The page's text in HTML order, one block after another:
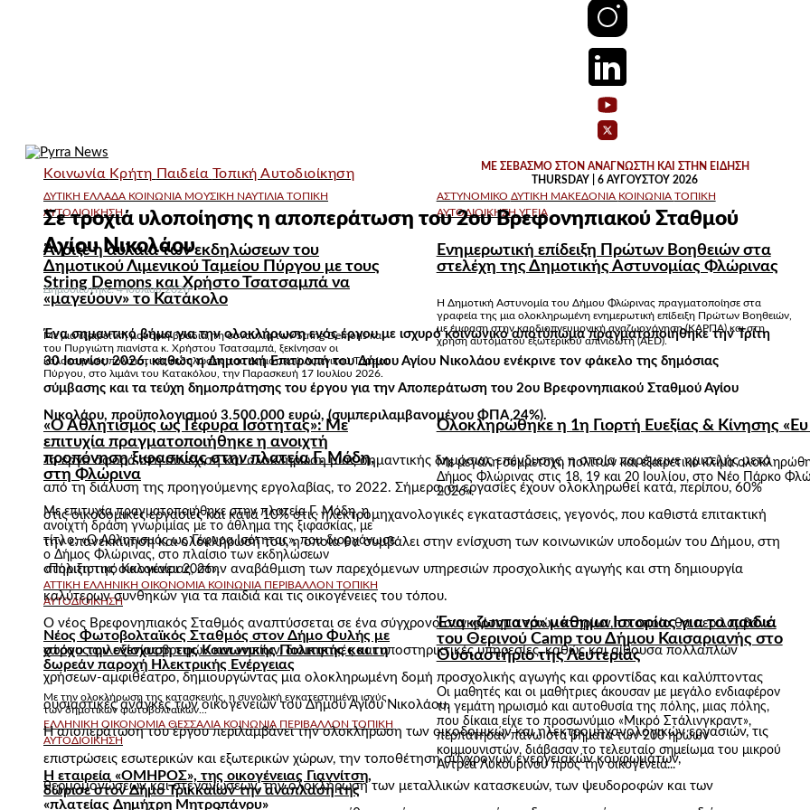
ΜΕ ΣΕΒΑΣΜΟ ΣΤΟΝ ΑΝΑΓΝΩΣΤΗ ΚΑΙ ΣΤΗΝ ΕΙΔΗΣΗ
THURSDAY | 6 ΑΥΓΟΥΣΤΟΥ 2026
ΔΥΤΙΚΗ ΕΛΛΑΔΑ ΚΟΙΝΩΝΙΑ ΜΟΥΣΙΚΗ ΝΑΥΤΙΛΙΑ ΤΟΠΙΚΗ
ΑΥΤΟΔΙΟΙΚΗΣΗ
Άνοιξε η αυλαία των εκδηλώσεων του
Δημοτικού Λιμενικού Ταμείου Πύργου με τους
String Demons και Χρήστο Τσατσαμπά να
«μαγεύουν» το Κατάκολο
Με μια εξαιρετική μουσική βραδιά, τη συναυλία των String Demons και
του Πυργιώτη πιανίστα κ. Χρήστου Τσατσαμπά, ξεκίνησαν οι
καλοκαιρινές πολιτιστικές εκδηλώσεις του Δημοτικού Λιμενικού Ταμείου
Πύργου, στο λιμάνι του Κατακόλου, την Παρασκευή 17 Ιουλίου 2026.
ΑΣΤΥΝΟΜΙΚΟ ΔΥΤΙΚΗ ΜΑΚΕΔΟΝΙΑ ΚΟΙΝΩΝΙΑ ΤΟΠΙΚΗ
ΑΥΤΟΔΙΟΙΚΗΣΗΥΓΕΙΑ
Ενημερωτική επίδειξη Πρώτων Βοηθειών στα
στελέχη της Δημοτικής Αστυνομίας Φλώρινας
Η Δημοτική Αστυνομία του Δήμου Φλώρινας πραγματοποίησε στα
γραφεία της μια ολοκληρωμένη ενημερωτική επίδειξη Πρώτων Βοηθειών,
με έμφαση στην καρδιοπνευμονική αναζωογόνηση (ΚΑΡΠΑ) και στη
χρήση αυτόματου εξωτερικού απινιδωτή (AED).
«Ο Αθλητισμός ως Γέφυρα Ισότητας»: Με
επιτυχία πραγματοποιήθηκε η ανοιχτή
προπόνηση ξιφασκίας στην πλατεία Γ. Μόδη,
στη Φλώρινα
Με επιτυχία πραγματοποιήθηκε στην πλατεία Γ. Μόδη, η
ανοιχτή δράση γνωριμίας με το άθλημα της ξιφασκίας, με
τίτλο: «Ο Αθλητισμός ως Γέφυρα Ισότητας», που διοργάνωσε
ο Δήμος Φλώρινας, στο πλαίσιο των εκδηλώσεων
«Πολιτιστικό Καλοκαίρι 2026».
Ολοκληρώθηκε η 1η Γιορτή Ευεξίας & Κίνησης
Με μεγάλη συμμετοχή πολιτών και εξαιρετικό κλίμα
Δήμος Φλώρινας στις 18, 19 και 20 Ιουλίου, στο Νέο Πάρκο
2026».
ΑΤΤΙΚΗ ΕΛΛΗΝΙΚΗ ΟΙΚΟΝΟΜΙΑ ΚΟΙΝΩΝΙΑ ΠΕΡΙΒΑΛΛΟΝ ΤΟΠΙΚΗ
ΑΥΤΟΔΙΟΙΚΗΣΗ
Νέος Φωτοβολταϊκός Σταθμός στον Δήμο Φυλής με
στόχο την ενίσχυση της Κοινωνικής Πολιτικής και τη
δωρεάν παροχή Ηλεκτρικής Ενέργειας
Με την ολοκλήρωση της κατασκευής, η συνολική εγκατεστημένη ισχύς
των δημοτικών φωτοβολταϊκών...
ΕΛΛΗΝΙΚΗ ΟΙΚΟΝΟΜΙΑ ΘΕΣΣΑΛΙΑ ΚΟΙΝΩΝΙΑ ΠΕΡΙΒΑΛΛΟΝ ΤΟΠΙΚΗ
ΑΥΤΟΔΙΟΙΚΗΣΗ
Η εταιρεία «ΟΜΗΡΟΣ», της οικογένειας Γιαννίτση,
δώρισε στον Δήμο Τρικκαίων την ανάπλαση της
«πλατείας Δημήτρη Μητροπάνου»
Ένα «ζωντανό» μάθημα Ιστορίας για τα παιδιά
του Θερινού Camp του Δήμου Καισαριανής στο
Θυσιαστήριο της Λευτεριάς
Οι μαθητές και οι μαθήτριες άκουσαν με μεγάλο ενδιαφέρον
τη γεμάτη ηρωισμό και αυτοθυσία της πόλης, μιας πόλης,
που δίκαια είχε το προσωνύμιο «Μικρό Στάλινγκραντ»,
περπάτησαν πάνω στα βήματα των 200 ηρώων
κομμουνιστών, διάβασαν το τελευταίο σημείωμα του μικρού
Αντρέα Λυκουρίνου προς την οικογένειά...
Κοινωνία Κρήτη Παιδεία Τοπική Αυτοδιοίκηση
Σε τροχιά υλοποίησης η αποπεράτωση του 2ου Βρεφονηπιακού Σταθμού
Αγίου Νικολάου
Δημοσιεύτηκε: 4 Ιουλίου 2026
Ένα σημαντικό βήμα για την ολοκλήρωση ενός έργου με ισχυρό κοινωνικό αποτύπωμα πραγματοποιήθηκε την Τρίτη
30 Ιουνίου 2026, καθώς η Δημοτική Επιτροπή του Δήμου Αγίου Νικολάου ενέκρινε τον φάκελο της δημόσιας
σύμβασης και τα τεύχη δημοπράτησης του έργου για την Αποπεράτωση του 2ου Βρεφονηπιακού Σταθμού Αγίου
Νικολάου, προϋπολογισμού 3.500.000 ευρώ, (συμπεριλαμβανομένου ΦΠΑ 24%).
Το έργο αφορά στη συνέχιση και ολοκλήρωση μιας σημαντικής δημόσιας επένδυσης, η οποία παρέμεινε ημιτελής μετά
από τη διάλυση της προηγούμενης εργολαβίας, το 2022. Σήμερα, οι εργασίες έχουν ολοκληρωθεί κατά, περίπου, 60%
στις οικοδομικές εργασίες και κατά 10% στις ηλεκτρομηχανολογικές εγκαταστάσεις, γεγονός, που καθιστά επιτακτική
την επανεκκίνηση και ολοκλήρωσή του, η οποία θα συμβάλει στην ενίσχυση των κοινωνικών υποδομών του Δήμου, στη
στήριξη της οικογένειας, στην αναβάθμιση των παρεχόμενων υπηρεσιών προσχολικής αγωγής και στη δημιουργία
καλύτερων συνθηκών για τα παιδιά και τις οικογένειες του τόπου.
Ο νέος Βρεφονηπιακός Σταθμός αναπτύσσεται σε ένα σύγχρονο συγκρότημα τριών κτηρίων, το οποίο θα περιλαμβάνει
χώρους φιλοξενίας βρεφών και νηπίων, διοικητικές και υποστηρικτικές υπηρεσίες, καθώς και αίθουσα πολλαπλών
χρήσεων-αμφιθέατρο, δημιουργώντας μια ολοκληρωμένη δομή προσχολικής αγωγής και φροντίδας και καλύπτοντας
ουσιαστικές ανάγκες των οικογενειών του Δήμου Αγίου Νικολάου.
Η αποπεράτωση του έργου περιλαμβάνει την ολοκλήρωση των οικοδομικών και ηλεκτρομηχανολογικών εργασιών, τις
επιστρώσεις εσωτερικών και εξωτερικών χώρων, την τοποθέτηση σύγχρονων ενεργειακών κουφωμάτων,
θερμομονώσεων και στεγανώσεων, την ολοκλήρωση των μεταλλικών κατασκευών, των ψευδοροφών και των